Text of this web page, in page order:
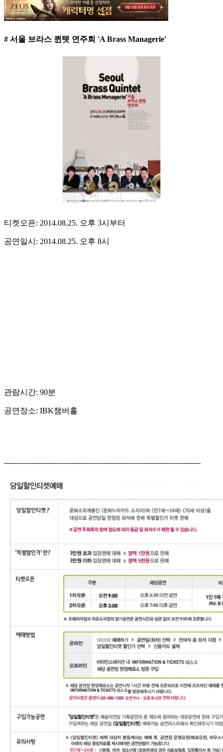
# 서울 브라스 퀸텟 연주회 'A Brass Managerie'
티켓오픈: 2014.08.25. 오후 3시부터
공연일시: 2014.08.25. 오후 8시
관람시간: 90분
공연장소: IBK챔버홀
-------------------------------------------------------------------------------